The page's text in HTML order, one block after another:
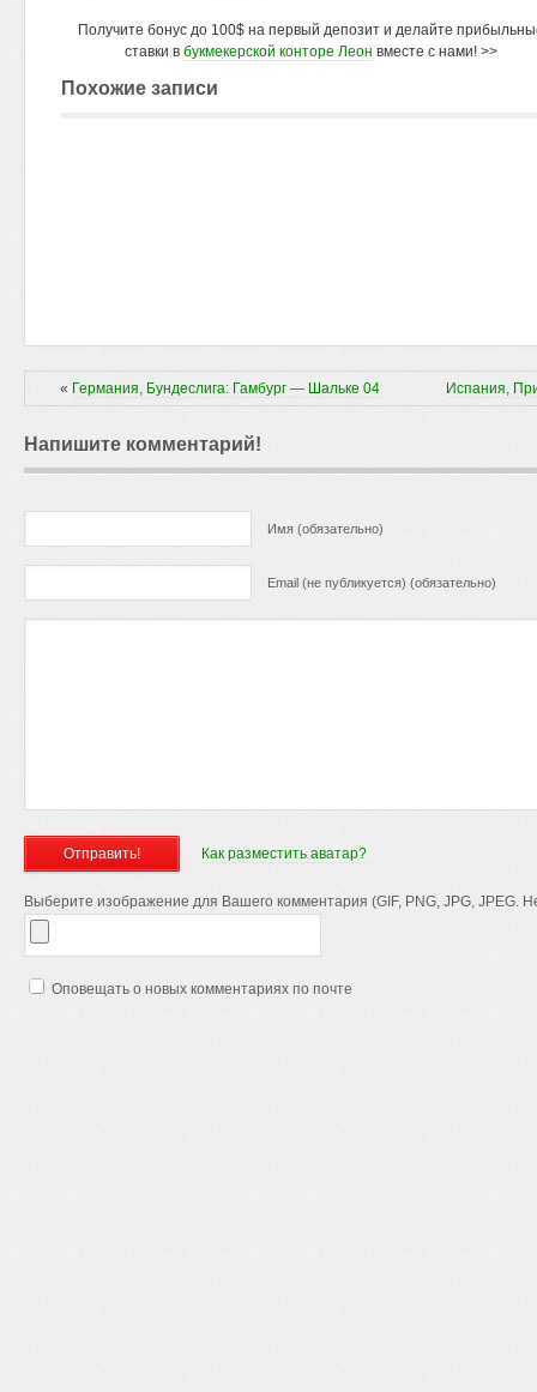
Получите бонус до 100$ на первый депозит и делайте
ставки в букмекерской конторе Леон вместе с нами! >>
Похожие записи
« Германия, Бундеслига: Гамбург — Шальке 04 Испания,
Напишите комментарий!
Имя (обязательно)
Email (не публикуется) (обязательно)
Как разместить аватар?
Выберите изображение для Вашего комментария (GIF, PNG, JPG, JPEG.
Оповещать о новых комментариях по почте